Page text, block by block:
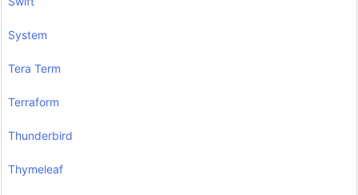
System
Tera Term
Terraform
Thunderbird
Thymeleaf